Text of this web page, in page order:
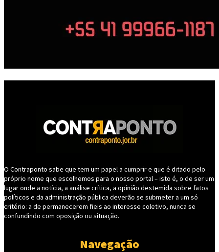
O Contraponto sabe que tem um papel a cumprir e que é ditado pelo
próprio nome que escolhemos para o nosso portal – isto é, o de ser um
lugar onde a notícia, a análise crítica, a opinião destemida sobre fatos
políticos e da administração pública deverão se submeter a um só
critério: a de permanecerem fieis ao interesse coletivo, nunca se
confundindo com oposição ou situação.
Navegação